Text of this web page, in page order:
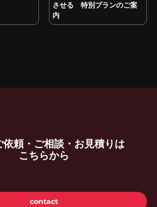
させる 特別プランのご案
内
依頼・ご相談・お見積りは
こちらから
contact